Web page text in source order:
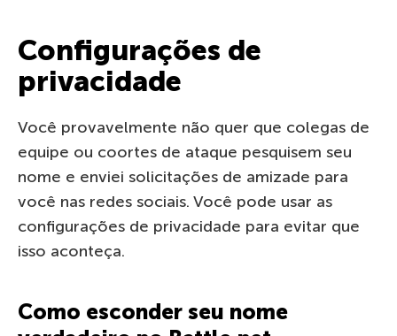
Configurações de
privacidade
Você provavelmente não quer que colegas de
equipe ou coortes de ataque pesquisem seu
nome e enviei solicitações de amizade para
você nas redes sociais. Você pode usar as
configurações de privacidade para evitar que
isso aconteça.
Como esconder seu nome